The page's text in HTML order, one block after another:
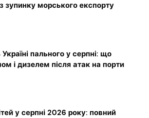
зупинку морського експорту
пального у серпні: що
і дизелем після атак на порти
у серпні 2026 року: повний